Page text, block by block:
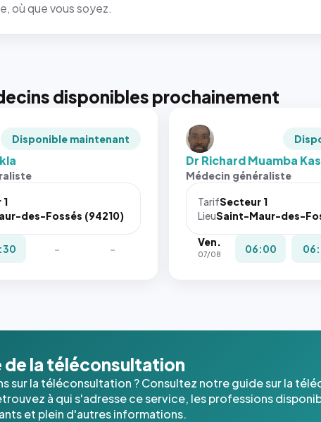
où que vous soyez.
disponibles prochainement
Disponible maintenant
des-Fossés (94210)
- -
Dr Richard Muamba
Médecin généraliste
TarifSecteur 1
LieuSaint-Maur-des-
Ven.
07/08 06:00
de la téléconsultation
sur la téléconsultation ? Consultez notre guide sur la
à qui s'adresse ce service, les professions
et plein d'autres informations.